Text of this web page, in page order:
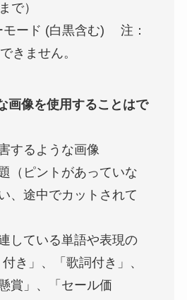
で）
モード (白黒含む) 注：
きません。
画像を使用することはで
するような画像
（ピントがあっていな
、途中でカットされて
している単語や表現の
き」、「歌詞付き」、
賞」、「セール価